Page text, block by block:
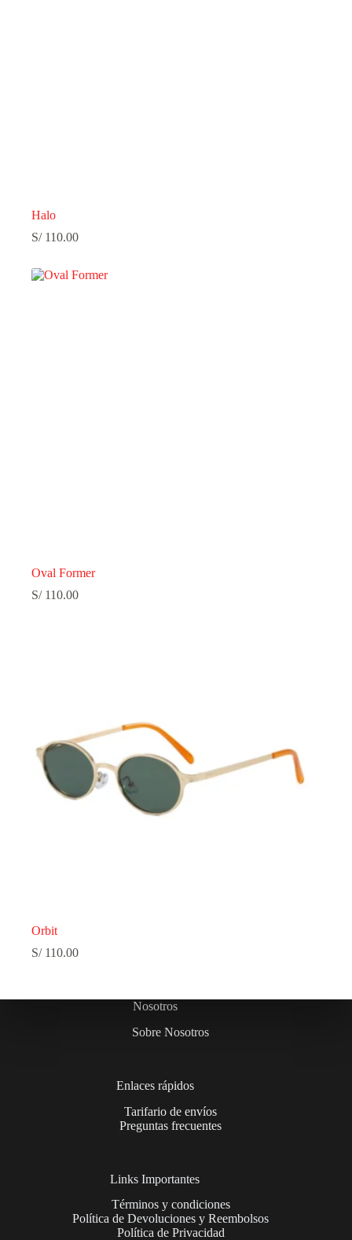
Halo
S/110.00
Oval Former
S/110.00
Orbit
S/110.00
Nosotros
Sobre Nosotros
Enlaces rápidos
Tarifario de envíos
Preguntas frecuentes
Links Importantes
Términos y condiciones
Política de Devoluciones y Reembolsos
Política de Privacidad